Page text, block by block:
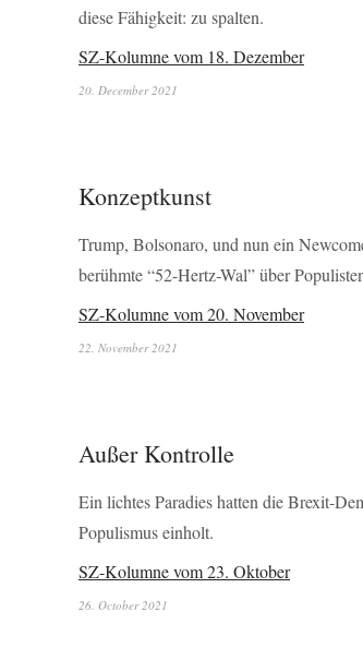
diese Fähigkeit: zu spalten.
SZ-Kolumne vom 18. Dezember
20. December 2021
Konzeptkunst
Trump, Bolsonaro, und nun ein
berühmte “52-Hertz-Wal” über
SZ-Kolumne vom 20. November
22. November 2021
Außer Kontrolle
Ein lichtes Paradies hatten die Brexit-
Populismus einholt.
SZ-Kolumne vom 23. Oktober
26. October 2021